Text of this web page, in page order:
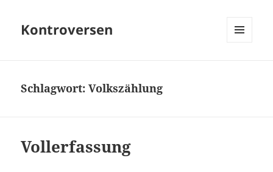
Kontroversen
Schlagwort:Volkszählung
Vollerfassung